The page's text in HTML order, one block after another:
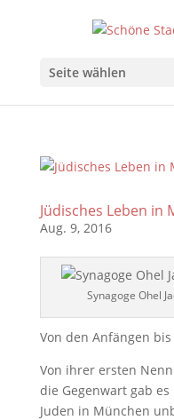
Seite wählen
Jüdisches Leben in
Aug. 9, 2016
Synagoge Ohel
Von den Anfängen
Von ihrer ersten
die Gegenwart gab
Juden in München